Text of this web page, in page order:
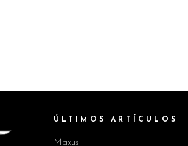
ÚLTIMOS ARTÍCULOS
Maxus